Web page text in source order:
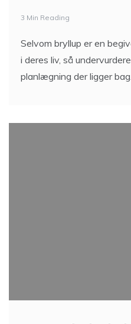
3 Min Reading
Selvom bryllup er en
i deres liv, så
planlægning der ligger